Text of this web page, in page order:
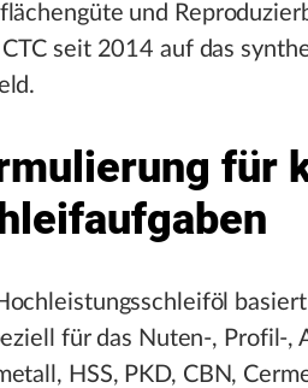
und
seit 2014 auf das
für
für das Nuten-, Profil-,
HSS, PKD, CBN,